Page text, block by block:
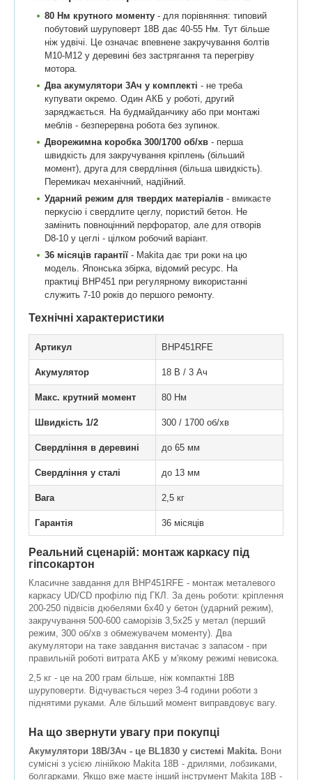
80 Нм крутного моменту - для порівняння: типовий
побутовий шуруповерт 18В дає 40-55 Нм. Тут більше
ніж удвічі. Це означає впевнене закручування болтів
М10-М12 у деревині без застрягання та перегріву
мотора.
Два акумулятори 3Ач у комплекті - не треба
купувати окремо. Один АКБ у роботі, другий
заряджається. На будмайданчику або при монтажі
меблів - безперервна робота без зупинок.
Дворежимна коробка 300/1700 об/хв - перша
швидкість для закручування кріплень (більший
момент), друга для свердління (більша швидкість).
Перемикач механічний, надійний.
Ударний режим для твердих матеріалів - вмикаєте
перкусію і свердлите цеглу, пористий бетон. Не
замінить повноцінний перфоратор, але для отворів
D8-10 у цеглі - цілком робочий варіант.
36 місяців гарантії - Makita дає три роки на цю
модель. Японська збірка, відомий ресурс. На
практиці BHP451 при регулярному використанні
служить 7-10 років до першого ремонту.
Технічні характеристики
Артикул BHP451RFE
Акумулятор 18 В / 3 Ач
Макс. крутний момент 80 Нм
Швидкість 1/2 300 / 1700 об/хв
Свердління в деревині до 65 мм
Свердління у сталі до 13 мм
Вага 2,5 кг
Гарантія 36 місяців
Реальний сценарій: монтаж каркасу під
гіпсокартон
Класичне завдання для BHP451RFE - монтаж металевого
каркасу UD/CD профілю під ГКЛ. За день роботи: кріплення
200-250 підвісів дюбелями 6х40 у бетон (ударний режим),
закручування 500-600 саморізів 3,5х25 у метал (перший
режим, 300 об/хв з обмежувачем моменту). Два
акумулятори на таке завдання вистачає з запасом - при
правильній роботі витрата АКБ у м'якому режимі невисока.
2,5 кг - це на 200 грам більше, ніж компактні 18В
шуруповерти. Відчувається через 3-4 години роботи з
піднятими руками. Але більший момент виправдовує вагу.
На що звернути увагу при покупці
Акумулятори 18В/3Ач - це BL1830 у системі Makita. Вони
сумісні з усією лінійкою Makita 18В - дрилями, лобзиками,
болгарками. Якщо вже маєте інший інструмент Makita 18В -